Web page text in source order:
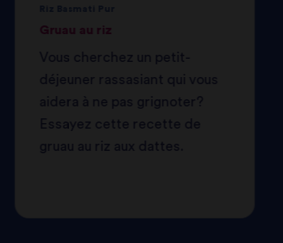
Gruau au riz
Vous cherchez un petit-
déjeuner rassasiant qui vous
aidera à ne pas grignoter?
Essayez cette recette de
gruau au riz aux dattes.